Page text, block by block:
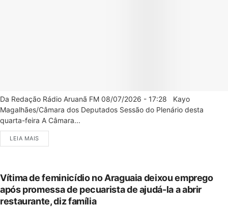
Da Redação Rádio Aruanã FM 08/07/2026 - 17:28 Kayo
Magalhães/Câmara dos Deputados Sessão do Plenário desta
quarta-feira A Câmara...
LEIA MAIS
Vítima de feminicídio no Araguaia deixou emprego
após promessa de pecuarista de ajudá-la a abrir
restaurante, diz família